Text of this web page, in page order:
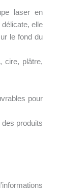
laser en
elle
le fond du
cire, plâtre,
pour
produits